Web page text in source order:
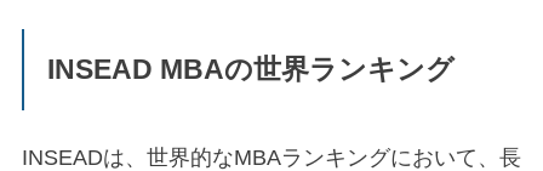
INSEAD MBAの世界ランキング
INSEADは、世界的なMBAランキングにおいて、長